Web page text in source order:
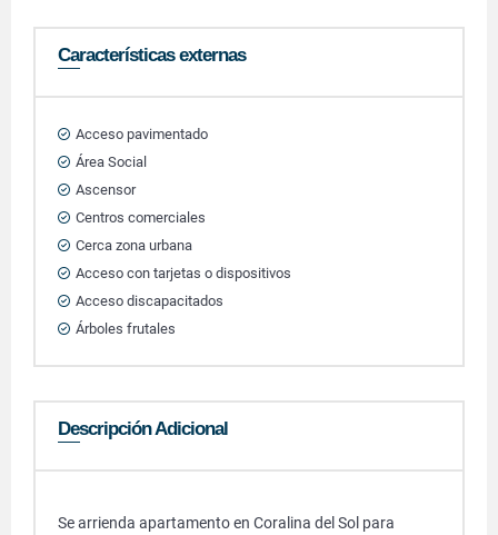
Características externas
Acceso pavimentado
Área Social
Ascensor
Centros comerciales
Cerca zona urbana
Acceso con tarjetas o dispositivos
Acceso discapacitados
Árboles frutales
Descripción Adicional
Se arrienda apartamento en Coralina del Sol para